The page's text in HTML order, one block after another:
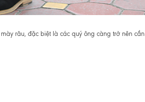
râu, đặc biệt là các quý ông càng trở nên cần